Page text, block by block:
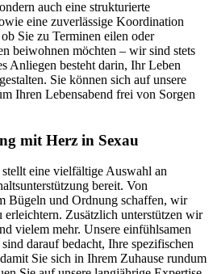
auch eine strukturierte
eine zuverlässige Koordination
Sie zu Terminen eilen oder
beiwohnen möchten – wir sind stets
Anliegen besteht darin, Ihr Leben
Sie können sich auf unsere
Ihren Lebensabend frei von Sorgen
mit Herz in Sexau
eine vielfältige Auswahl an
bereit. Von
Bügeln und Ordnung schaffen, wir
Zusätzlich unterstützen wir
vielem mehr. Unsere einfühlsamen
darauf bedacht, Ihre spezifischen
Sie sich in Ihrem Zuhause rundum